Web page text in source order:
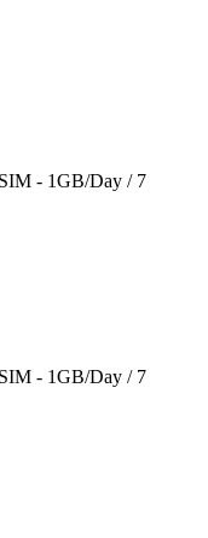
- 1GB/Day / 7
- 1GB/Day / 7